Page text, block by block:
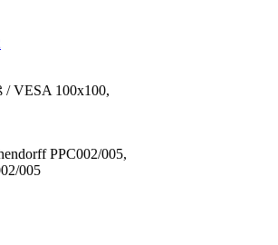
/ VESA 100x100,
PPC002/005,
005